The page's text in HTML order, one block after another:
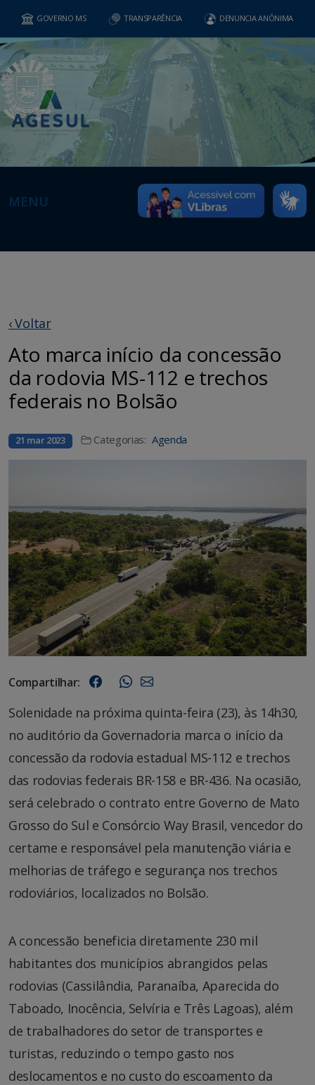
GOVERNO MS TRANSPARÊNCIA DENUNCIA ANÔNIMA
MENU
‹ Voltar
Ato marca início da concessão
da rodovia MS-112 e trechos
federais no Bolsão
21 mar 2023 Categorias: Agenda
Compartilhar:
Solenidade na próxima quinta-feira (23), às 14h30,
no auditório da Governadoria marca o início da
concessão da rodovia estadual MS-112 e trechos
das rodovias federais BR-158 e BR-436. Na ocasião,
será celebrado o contrato entre Governo de Mato
Grosso do Sul e Consórcio Way Brasil, vencedor do
certame e responsável pela manutenção viária e
melhorias de tráfego e segurança nos trechos
rodoviários, localizados no Bolsão.
A concessão beneficia diretamente 230 mil
habitantes dos municípios abrangidos pelas
rodovias (Cassilândia, Paranaíba, Aparecida do
Taboado, Inocência, Selvíria e Três Lagoas), além
de trabalhadores do setor de transportes e
turistas, reduzindo o tempo gasto nos
deslocamentos e no custo do escoamento da